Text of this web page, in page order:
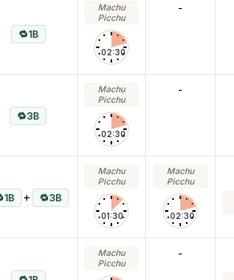
1B
Machu
Picchu
02:30
-
3B
Machu
Picchu
02:30
-
1B + 3B
Machu
Picchu
01:30
Machu
Picchu
02:30
Machu
Picchu
-